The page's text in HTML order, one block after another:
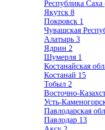
Республика
Якутск 8
Покровск 1
Чувашская
Алатырь 3
Ядрин 2
Шумерля 1
Костанайская
Костанай 15
Тобыл 2
Восточно-
Усть-
Павлодарская
Павлодар 13